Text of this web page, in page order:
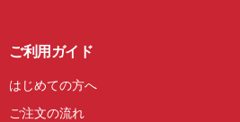
ご利用ガイド
はじめての方へ
ご注文の流れ